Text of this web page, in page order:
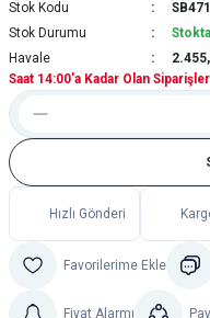
Stok Kodu
Stok Durumu
Havale
Saat 14:00'a Kadar Olan
Hızlı Gönderi
Fiyat Alarmı